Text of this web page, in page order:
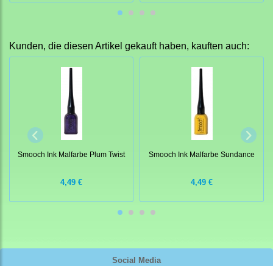
Social Media
Kunden, die diesen Artikel gekauft haben, kauften auch:
Smooch Ink Malfarbe Plum Twist
4,49 €
Smooch Ink Malfarbe Sundance
4,49 €